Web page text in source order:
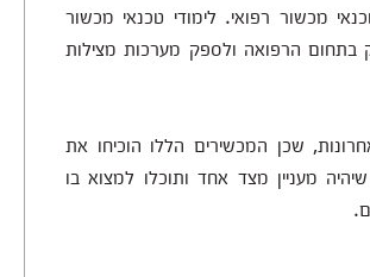
מכשור רפואי. לימודי טכנאי מכשור
הרפואה ולספק מערכות מצילות
שכן המכשירים הללו הוכיחו את
מעניין מצד אחד ותוכלו למצוא בו